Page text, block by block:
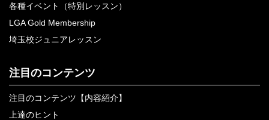
各種イベント（特別レッスン）
LGA Gold Membership
埼玉校ジュニアレッスン
注目のコンテンツ
注目のコンテンツ【内容紹介】
上達のヒント